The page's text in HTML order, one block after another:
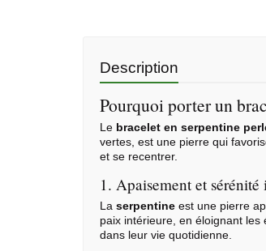
Description
Pourquoi porter un
Le bracelet en serpentine
vertes, est une pierre qui
et se recentrer.
1. Apaisement et sérénité
La serpentine est une pierre
paix intérieure, en éloignant
dans leur vie quotidienne.